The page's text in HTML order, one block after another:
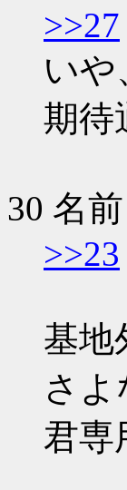
>>27
いや
期待
30 名
>>23
基地
さ
君専